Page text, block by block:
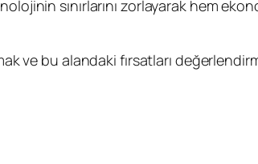
sınırlarını zorlayarak hem
ve bu alandaki fırsatları